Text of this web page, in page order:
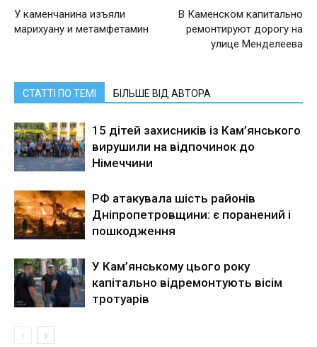
У каменчанина изъяли
марихуану и метамфетамин
В Каменском капитально
ремонтируют дорогу на
улице Менделеева
СТАТТІ ПО ТЕМІ БІЛЬШЕ ВІД АВТОРА
15 дітей захисників із Кам’янського
вирушили на відпочинок до
Німеччини
РФ атакувала шість районів
Дніпропетровщини: є поранений і
пошкодження
У Кам’янському цього року
капітально відремонтують вісім
тротуарів